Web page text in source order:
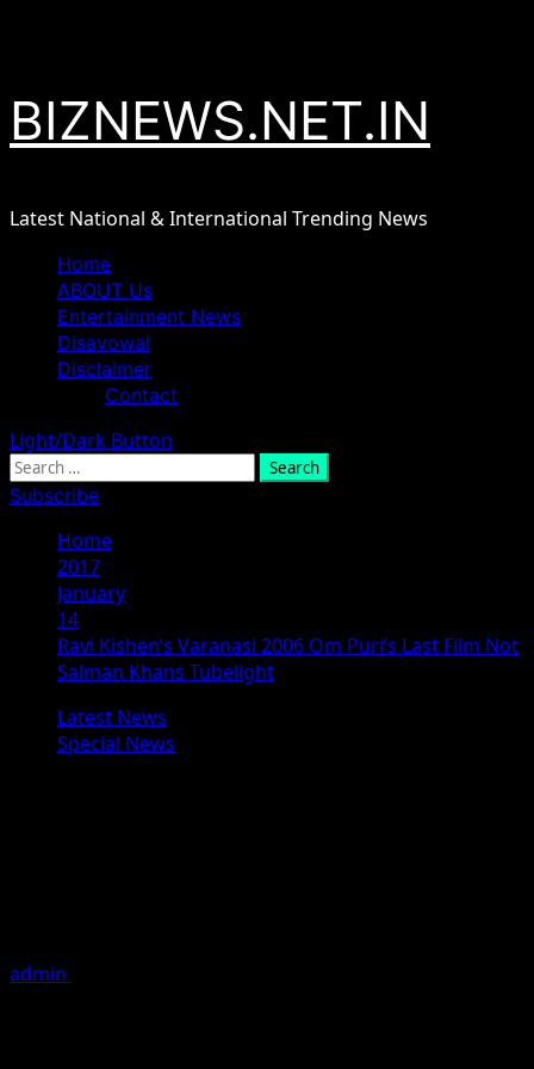
BIZNEWS.NET.IN
Latest National & International Trending News
Primary
Menu
Home
ABOUT Us
Entertainment News
Disavowal
Disclaimer
Contact
Light/Dark Button
Search
for:
Subscribe
Home
2017
January
14
Ravi Kishen’s Varanasi 2006 Om Puri’s Last Film Not
Salman Khans Tubelight
Latest News
Special News
admin